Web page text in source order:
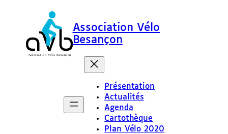
Association Vélo
Besançon
Présentation
Actualités
Agenda
Cartothèque
Plan Vélo 2020